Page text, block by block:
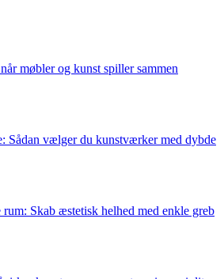
møbler og kunst spiller sammen
Sådan vælger du kunstværker med dybde
Skab æstetisk helhed med enkle greb